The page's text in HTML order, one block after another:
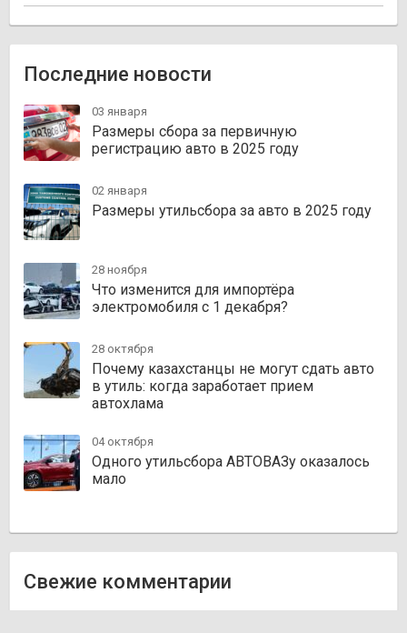
Последние новости
03 января
Размеры сбора за первичную
регистрацию авто в 2025 году
02 января
Размеры утильсбора за авто в 2025 году
28 ноября
Что изменится для импортёра
электромобиля с 1 декабря?
28 октября
Почему казахстанцы не могут сдать авто
в утиль: когда заработает прием
автохлама
04 октября
Одного утильсбора АВТОВАЗу оказалось
мало
Свежие комментарии